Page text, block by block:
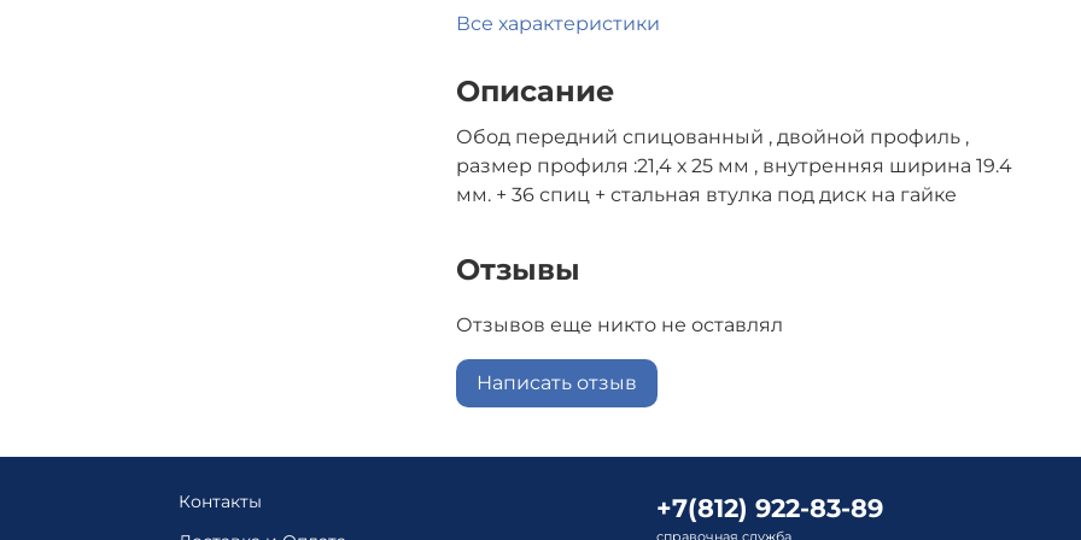
Все характеристики
Описание
Обод передний спицованный , двойной профиль ,
размер профиля :21,4 х 25 мм , внутренняя ширина 19.4
мм. + 36 спиц + стальная втулка под диск на гайке
Отзывы
Отзывов еще никто не оставлял
Написать отзыв
Контакты
+7(812) 922-83-89
справочная служба